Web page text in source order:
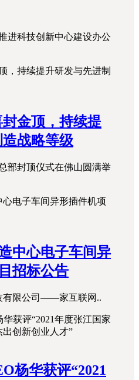
进科技创新中心建设办公
金顶，持续提
战略等级
部封顶仪式在佛山圆满举
中心电子车间异
招标公告
有限公司——家互联网..
杨华获评“2021